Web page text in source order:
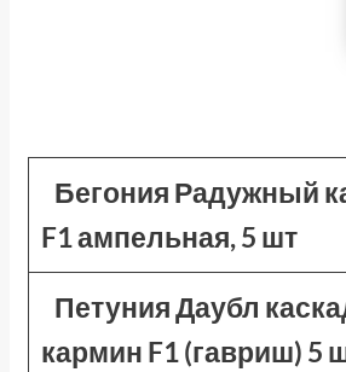
Бегония Радужный
F1 ампельная, 5 шт
Петуния Даубл
кармин F1 (гавриш) 5